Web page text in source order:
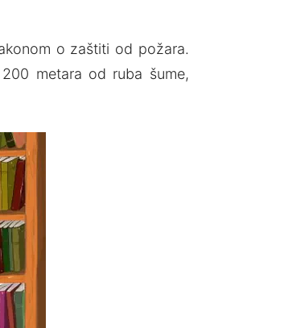
o zaštiti od požara.
metara od ruba šume,